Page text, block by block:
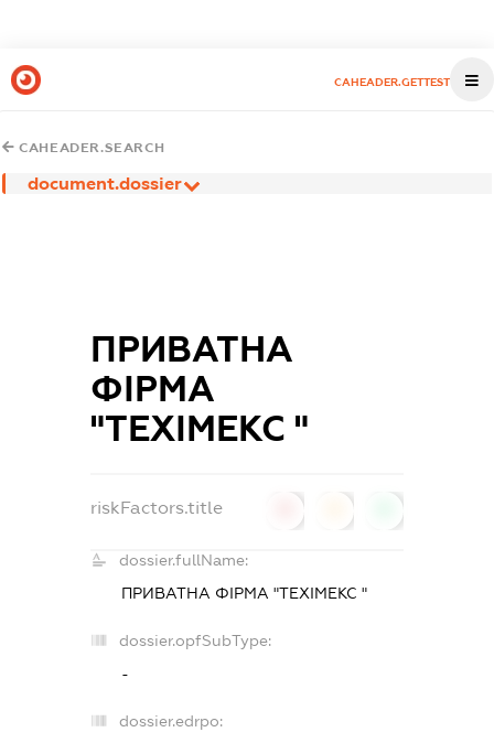
CAHEADER.GETTEST
CAHEADER.SEARCH
document.dossier
ПРИВАТНА
ФІРМА
"ТЕХІМЕКС "
riskFactors.title
dossier.fullName:
ПРИВАТНА ФІРМА "ТЕХІМЕКС "
dossier.opfSubType:
-
dossier.edrpo: